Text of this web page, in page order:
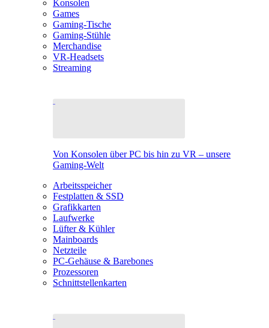
Konsolen
Games
Gaming-Tische
Gaming-Stühle
Merchandise
VR-Headsets
Streaming
Von Konsolen über PC bis hin zu VR – unsere
Gaming-Welt
Arbeitsspeicher
Festplatten & SSD
Grafikkarten
Laufwerke
Lüfter & Kühler
Mainboards
Netzteile
PC-Gehäuse & Barebones
Prozessoren
Schnittstellenkarten